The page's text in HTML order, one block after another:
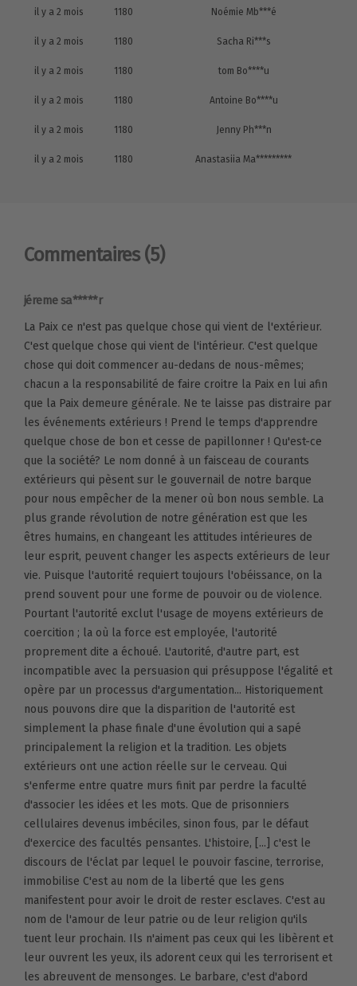
il y a 2 mois 1180 Noémie Mb***é
il y a 2 mois 1180 Sacha Ri***s
il y a 2 mois 1180 tom Bo****u
il y a 2 mois 1180 Antoine Bo****u
il y a 2 mois 1180 Jenny Ph***n
il y a 2 mois 1180 Anastasiia Ma*********
Commentaires (5)
jéreme sa*****r
La Paix ce n'est pas quelque chose qui vient de l'extérieur.
C'est quelque chose qui vient de l'intérieur. C'est quelque
chose qui doit commencer au-dedans de nous-mêmes;
chacun a la responsabilité de faire croitre la Paix en lui afin
que la Paix demeure générale. Ne te laisse pas distraire par
les événements extérieurs ! Prend le temps d'apprendre
quelque chose de bon et cesse de papillonner ! Qu'est-ce
que la société? Le nom donné à un faisceau de courants
extérieurs qui pèsent sur le gouvernail de notre barque
pour nous empêcher de la mener où bon nous semble. La
plus grande révolution de notre génération est que les
êtres humains, en changeant les attitudes intérieures de
leur esprit, peuvent changer les aspects extérieurs de leur
vie. Puisque l'autorité requiert toujours l'obéissance, on la
prend souvent pour une forme de pouvoir ou de violence.
Pourtant l'autorité exclut l'usage de moyens extérieurs de
coercition ; la où la force est employée, l'autorité
proprement dite a échoué. L'autorité, d'autre part, est
incompatible avec la persuasion qui présuppose l'égalité et
opère par un processus d'argumentation... Historiquement
nous pouvons dire que la disparition de l'autorité est
simplement la phase finale d'une évolution qui a sapé
principalement la religion et la tradition. Les objets
extérieurs ont une action réelle sur le cerveau. Qui
s'enferme entre quatre murs finit par perdre la faculté
d'associer les idées et les mots. Que de prisonniers
cellulaires devenus imbéciles, sinon fous, par le défaut
d'exercice des facultés pensantes. L'histoire, [...] c'est le
discours de l'éclat par lequel le pouvoir fascine, terrorise,
immobilise C'est au nom de la liberté que les gens
manifestent pour avoir le droit de rester esclaves. C'est au
nom de l'amour de leur patrie ou de leur religion qu'ils
tuent leur prochain. Ils n'aiment pas ceux qui les libèrent et
leur ouvrent les yeux, ils adorent ceux qui les terrorisent et
les abreuvent de mensonges. Le barbare, c'est d'abord